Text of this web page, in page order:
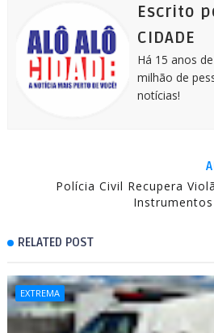
Escrito
CIDADE
Há 15 anos
milhão de
notícias!
Polícia Civil Recupera
RELATED POST
EXTREMA